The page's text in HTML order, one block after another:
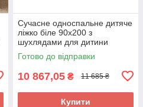
Сучасне односпальне дитяче
ліжко біле 90х200 з
шухлядами для дитини
школяра дівчинки хлопчика
ДСП Л-7
Готово до відправки
10 867,05 ₴ 11 685 ₴
Купити